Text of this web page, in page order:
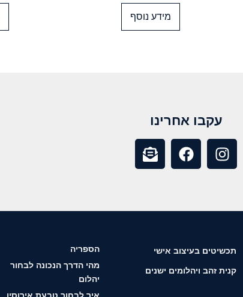
מידע נוסף
עקבו אחרינו
תכשיטים בעיצוב אישי
קנית זהב ויהלומים ישנים
הספריה
מהי הדרך הנכונה לבחור
יהלום